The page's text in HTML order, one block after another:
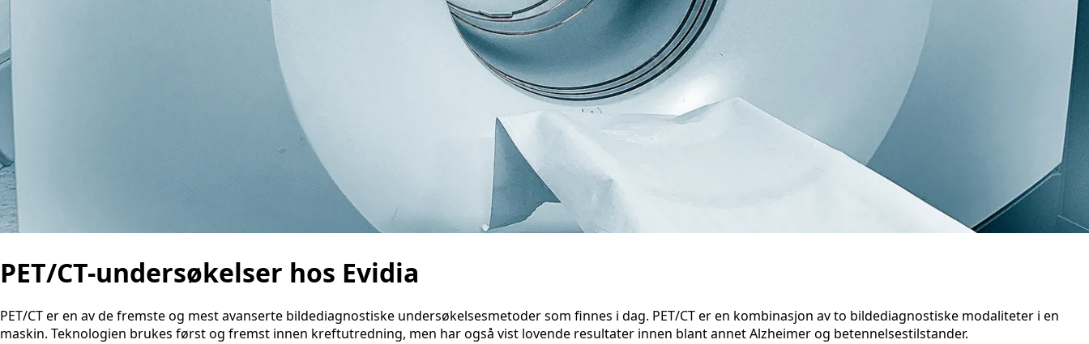
PET/CT-undersøkelser hos Evidia
PET/CT er en av de fremste og mest avanserte bildediagnostiske undersøkelsesmetoder som finnes i dag. PET/CT er en kombinasjon av to bildediagnostiske modaliteter i en
maskin. Teknologien brukes først og fremst innen kreftutredning, men har også vist lovende resultater innen blant annet Alzheimer og betennelsestilstander.